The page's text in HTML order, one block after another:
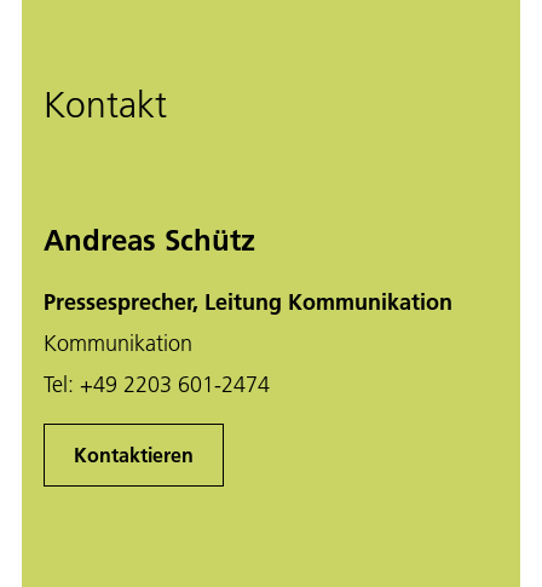
Kontakt
Andreas Schütz
Pressesprecher, Leitung Kommunikation
Kommunikation
Tel: +49 2203 601-2474
Kontaktieren